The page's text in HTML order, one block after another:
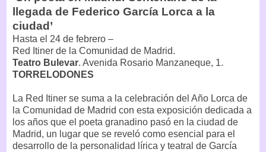
llegada de Federico García Lorca a la
ciudad’
Hasta el 24 de febrero –
Red Itiner de la Comunidad de Madrid.
Teatro Bulevar. Avenida Rosario Manzaneque, 1.
TORRELODONES
La Red Itiner se suma a la celebración del Año Lorca de
la Comunidad de Madrid con esta exposición dedicada a
los años que el poeta granadino pasó en la ciudad de
Madrid, un lugar que se reveló como esencial para el
desarrollo de la personalidad lírica y teatral de García